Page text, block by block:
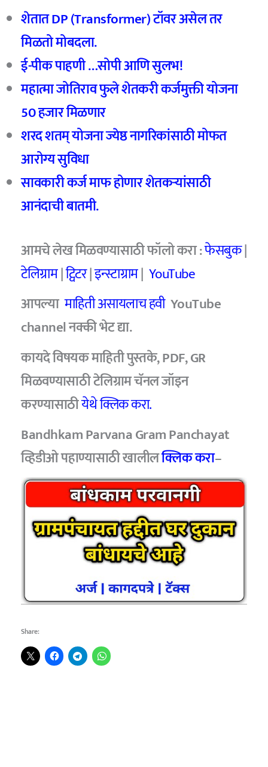
शेतात DP (Transformer) टॉवर असेल तर
मिळतो मोबदला.
ई-पीक पाहणी …सोपी आणि सुलभ!
महात्मा जोतिराव फुले शेतकरी कर्जमुक्ती योजना
50 हजार मिळणार
शरद शतम् योजना ज्येष्ठ नागरिकांसाठी मोफत
आरोग्य सुविधा
सावकारी कर्ज माफ होणार शेतकऱ्यांसाठी
आनंदाची बातमी.
आमचेलेख मिळवण्यासाठी फॉलो करा :फेसबुक|
टेलिग्राम|ट्विटर|इन्स्टाग्राम| YouTube
आपल्या माहिती असायलाच हवी YouTube
channelनक्की भेट द्या.
कायदे विषयक माहिती पुस्तके, PDF, GR
मिळवण्यासाठी टेलिग्राम चॅनल जॉइन
करण्यासाठीयेथे क्लिक करा.
Bandhkam Parvana Gram Panchayat
व्हिडीओ पहाण्यासाठी खालीलक्लिक करा–
Share: